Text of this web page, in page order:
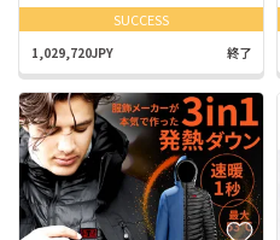
SUCCESS
1,029,720JPY 終了